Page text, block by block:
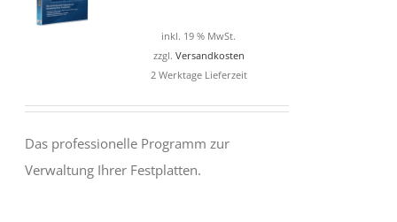
inkl. 19 % MwSt.
zzgl. Versandkosten
2 Werktage Lieferzeit
Das professionelle Programm zur
Verwaltung Ihrer Festplatten.